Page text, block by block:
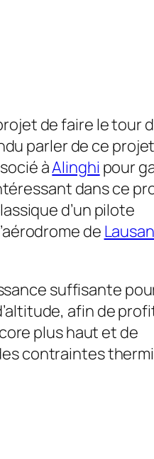
de faire le tour
parler de ce
àAlinghi pour
dans ce
d’un pilote
de
suffisante
afin de
plus haut et de
contraintes